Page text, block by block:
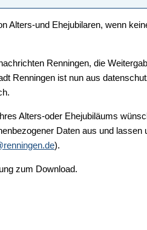
Alters-und Ehejubilaren, wenn
Renningen, die
Renningen ist nun aus
Alters-oder Ehejubiläums
Daten aus und
).
zum Download.